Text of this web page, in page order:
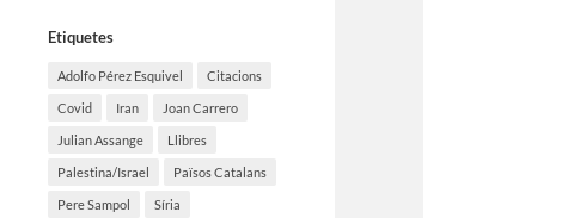
Etiquetes
Adolfo Pérez Esquivel Citacions
Covid Iran Joan Carrero
Julian Assange Llibres
Palestina/Israel Països Catalans
Pere Sampol Síria